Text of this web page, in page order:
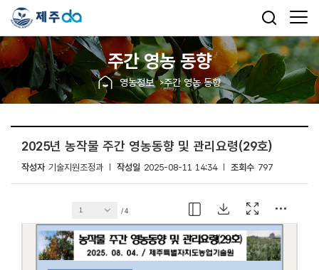
주간 영농 동향
영농정보 주간 영농 동향
2025년 농작물 주간 영농동향 및 관리요령(29호)
작성자 기술지원조정과 작성일 2025-08-11 14:34 조회수 797